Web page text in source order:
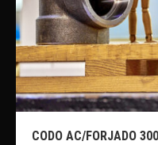
CODO AC/FORJADO